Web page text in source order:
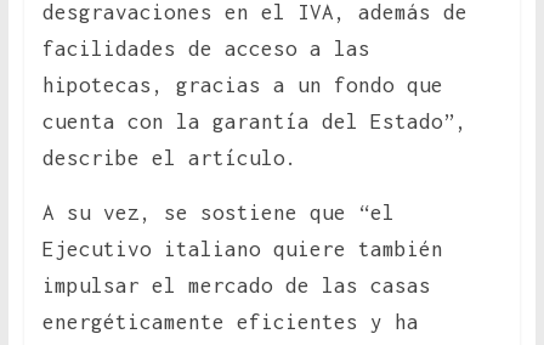
desgravaciones en el IVA, además de
facilidades de acceso a las
hipotecas, gracias a un fondo que
cuenta con la garantía del Estado”,
describe el artículo.
A su vez, se sostiene que “el
Ejecutivo italiano quiere también
impulsar el mercado de las casas
energéticamente eficientes y ha